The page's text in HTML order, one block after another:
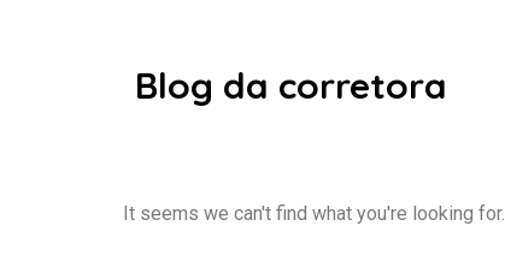
Blog da corretora
It seems we can't find what you're looking for.